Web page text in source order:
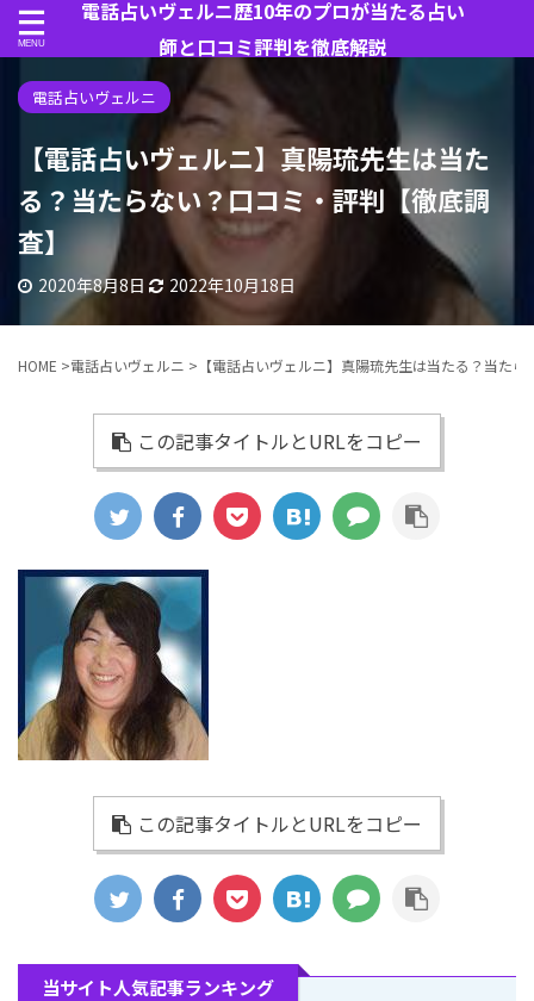
電話占いヴェルニ歴10年のプロが当たる占い
師と口コミ評判を徹底解説
電話占いヴェルニ
【電話占いヴェルニ】真陽琉先生は当た
る？当たらない？口コミ・評判【徹底調
査】
2020年8月8日 2022年10月18日
HOME >電話占いヴェルニ > 【電話占いヴェルニ】真陽琉先生は当たる？当た
この記事タイトルとURLをコピー
この記事タイトルとURLをコピー
当サイト人気記事ランキング